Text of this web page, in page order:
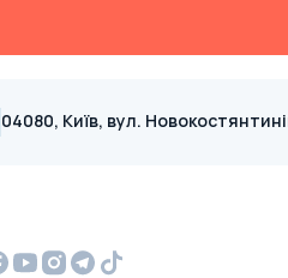
04080, Київ, вул.